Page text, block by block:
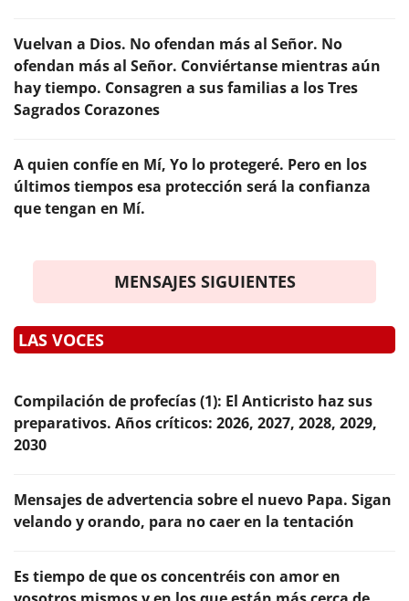
Vuelvan a Dios. No ofendan más al Señor. No
ofendan más al Señor. Conviértanse mientras aún
hay tiempo. Consagren a sus familias a los Tres
Sagrados Corazones
A quien confíe en Mí, Yo lo protegeré. Pero en los
últimos tiempos esa protección será la confianza
que tengan en Mí.
MENSAJES SIGUIENTES
LAS VOCES
Compilación de profecías (1): El Anticristo haz sus
preparativos. Años críticos: 2026, 2027, 2028, 2029,
2030
Mensajes de advertencia sobre el nuevo Papa. Sigan
velando y orando, para no caer en la tentación
Es tiempo de que os concentréis con amor en